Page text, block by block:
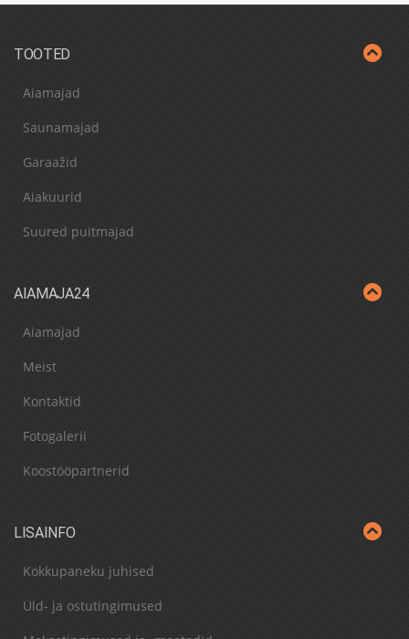
TOOTED
Aiamajad
Saunamajad
Garaažid
Aiakuurid
Suured puitmajad
AIAMAJA24
Aiamajad
Meist
Kontaktid
Fotogalerii
Koostööpartnerid
LISAINFO
Kokkupaneku juhised
Üld- ja ostutingimused